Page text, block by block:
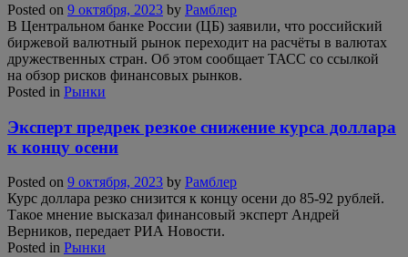
Posted on 9 октября, 2023 by Рамблер
В Центральном банке России (ЦБ) заявили, что российский
биржевой валютный рынок переходит на расчёты в валютах
дружественных стран. Об этом сообщает ТАСС со ссылкой
на обзор рисков финансовых рынков.
Posted in Рынки
Эксперт предрек резкое снижение курса доллара
к концу осени
Posted on 9 октября, 2023 by Рамблер
Курс доллара резко снизится к концу осени до 85-92 рублей.
Такое мнение высказал финансовый эксперт Андрей
Верников, передает РИА Новости.
Posted in Рынки